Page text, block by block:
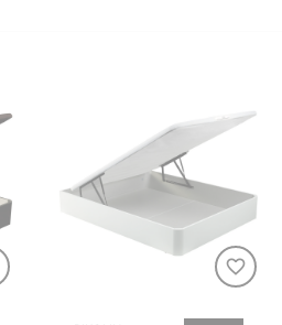
favorite_border